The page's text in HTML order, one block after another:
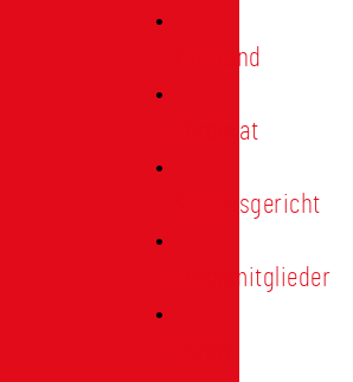
Vorstand
Ehrenrat
Schiedsgericht
Ehrenmitglieder